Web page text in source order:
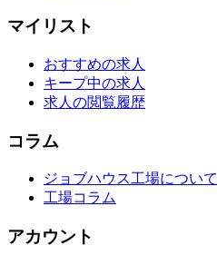
マイリスト
おすすめの求人
キープ中の求人
求人の閲覧履歴
コラム
ジョブハウス工場について
工場コラム
アカウント